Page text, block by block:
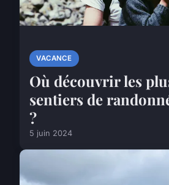
VACANCE
Où découvrir les
sentiers de
?
5 juin 2024